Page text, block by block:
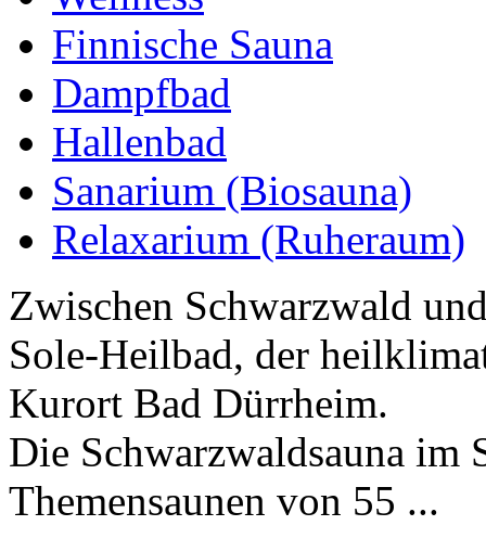
Finnische Sauna
Dampfbad
Hallenbad
Sanarium (Biosauna)
Relaxarium (Ruheraum)
Zwischen Schwarzwald
Sole-Heilbad, der
Kurort Bad Dürrheim.
Die Schwarzwaldsauna im
Themensaunen von 55 ...